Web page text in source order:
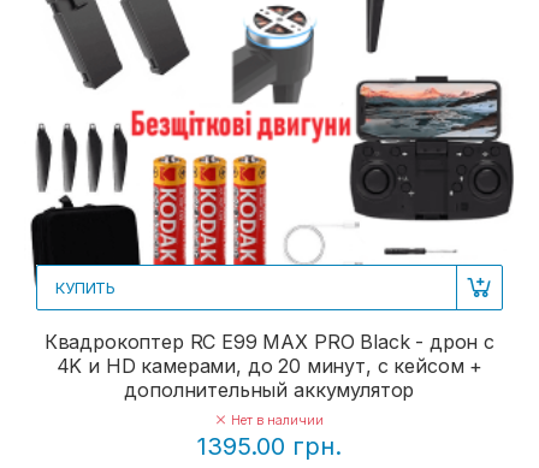
КУПИТЬ
Квадрокоптер RC E99 MAX PRO Black - дрон с
4K и HD камерами, до 20 минут, с кейсом +
дополнительный аккумулятор
Нет в наличии
1395.00 грн.